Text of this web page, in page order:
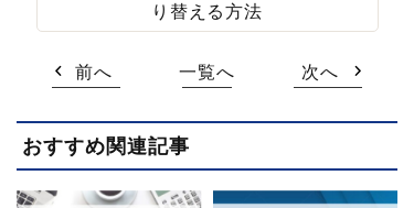
り替える方法
前へ 一覧へ 次へ
おすすめ関連記事